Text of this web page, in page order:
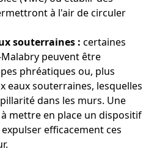
à l'air de circuler
souterraines : certaines
Malabry peuvent être
phréatiques ou, plus
eaux souterraines, lesquelles
dans les murs. Une
mettre en place un dispositif
efficacement ces